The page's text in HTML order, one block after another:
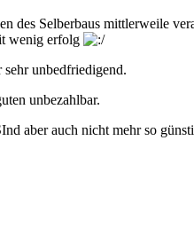
des Selberbaus mittlerweile
wenig erfolg
unbedfriedigend.
unbezahlbar.
aber auch nicht mehr so